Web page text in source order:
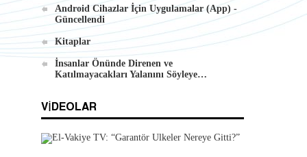
Android Cihazlar İçin Uygulamalar (App) -
Güncellendi
Kitaplar
İnsanlar Önünde Direnen ve
Katılmayacakları Yalanını Söyleye…
VIDEOLAR